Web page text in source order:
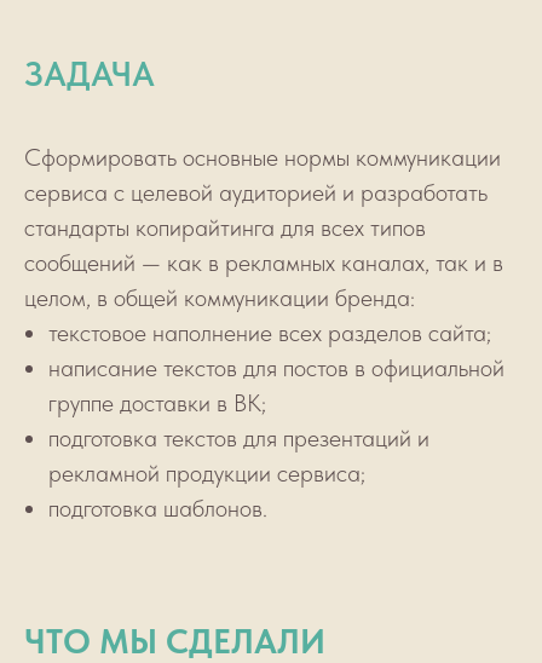
ЗАДАЧА
Сформировать основные нормы коммуникации
сервиса с целевой аудиторией и разработать
стандарты копирайтинга для всех типов
сообщений — как в рекламных каналах, так и в
целом, в общей коммуникации бренда:
текстовое наполнение всех разделов сайта;
написание текстов для постов в официальной
группе доставки в ВК;
подготовка текстов для презентаций и
рекламной продукции сервиса;
подготовка шаблонов.
ЧТО МЫ СДЕЛАЛИ